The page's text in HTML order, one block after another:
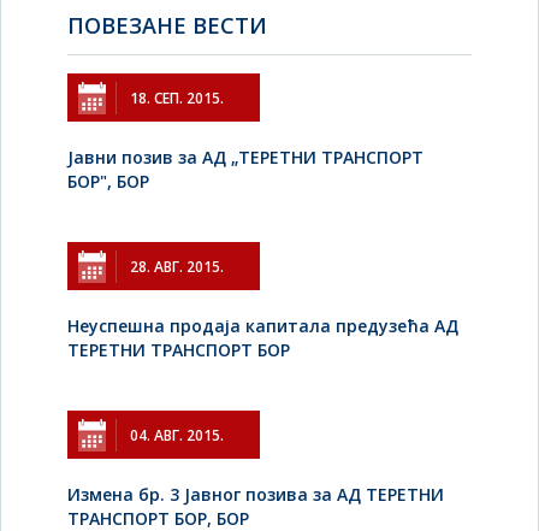
ПОВЕЗАНЕ ВЕСТИ
18. СЕП. 2015.
Јавни позив за АД „ТЕРЕТНИ ТРАНСПОРТ
БОР", БОР
28. АВГ. 2015.
Неуспешна продаја капитала предузећа АД
ТЕРЕТНИ ТРАНСПОРТ БОР
04. АВГ. 2015.
Измена бр. 3 Јавног позива за АД ТЕРЕТНИ
ТРАНСПОРТ БОР, БОР